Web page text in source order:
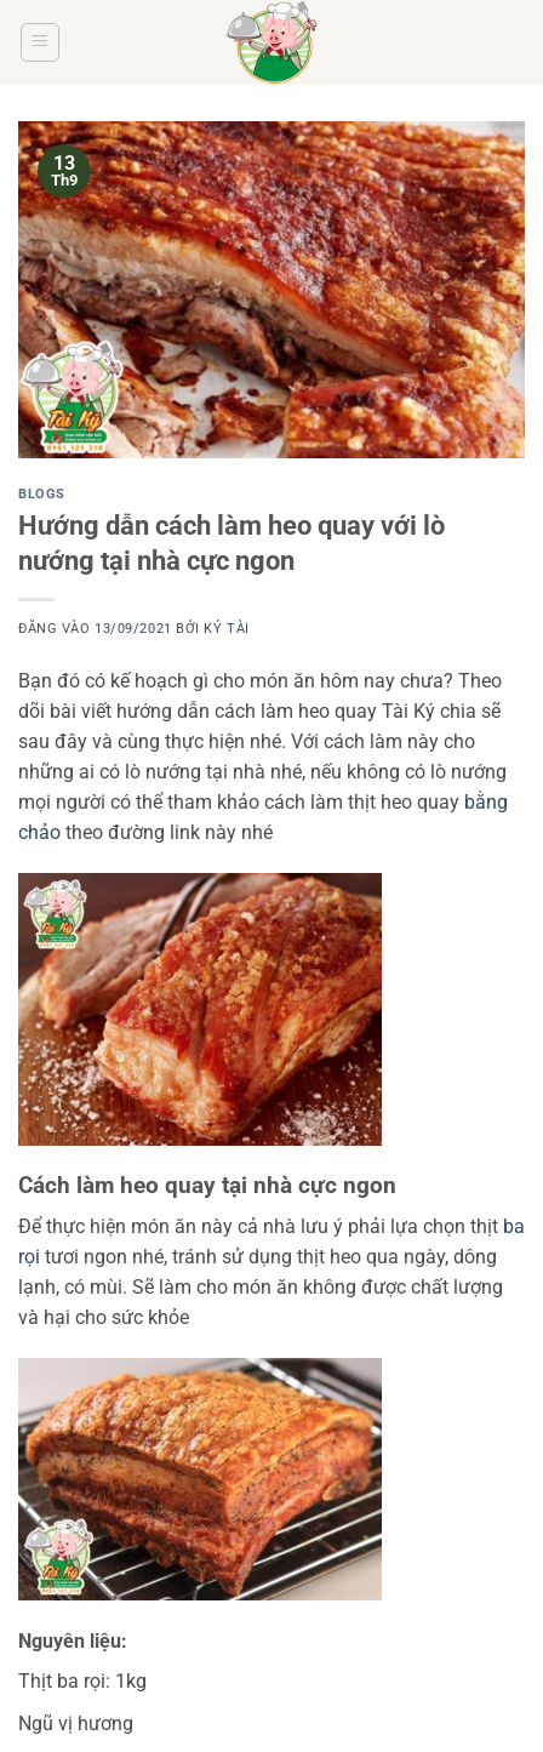
13
Th9
BLOGS
Hướng dẫn cách làm heo quay với lò
nướng tại nhà cực ngon
ĐĂNG VÀO 13/09/2021 BỞI KÝ TÀI
Bạn đó có kế hoạch gì cho món ăn hôm nay chưa? Theo
dõi bài viết hướng dẫn cách làm heo quay Tài Ký chia sẽ
sau đây và cùng thực hiện nhé. Với cách làm này cho
những ai có lò nướng tại nhà nhé, nếu không có lò nướng
mọi người có thể tham khảo cách làm thịt heo quay bằng
chảo theo đường link này nhé
Cách làm heo quay tại nhà cực ngon
Để thực hiện món ăn này cả nhà lưu ý phải lựa chọn thịt ba
rọi tươi ngon nhé, tránh sử dụng thịt heo qua ngày, dông
lạnh, có mùi. Sẽ làm cho món ăn không được chất lượng
và hại cho sức khỏe
Nguyên liệu:
Thịt ba rọi: 1kg
Ngũ vị hương